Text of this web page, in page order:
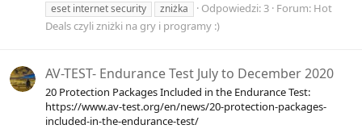
eset internet security
zniżka Odpowiedzi: 3 Forum: Hot
Deals czyli zniżki na gry i programy :)
AV-TEST- Endurance Test July to December 2020
20 Protection Packages Included in the Endurance Test:
https://www.av-test.org/en/news/20-protection-packages-
included-in-the-endurance-test/